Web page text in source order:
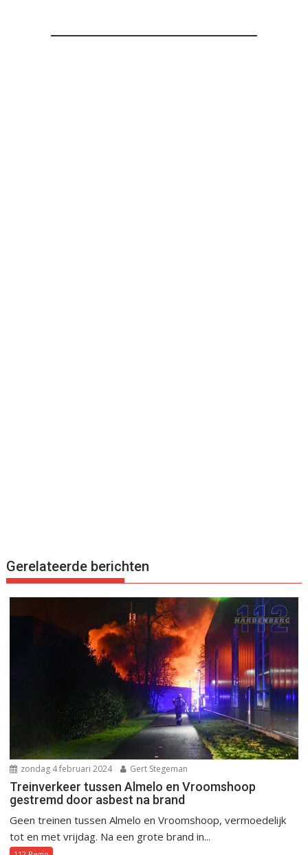
Gerelateerde berichten
zondag 4 februari 2024 Gert Stegeman
Treinverkeer tussen Almelo en Vroomshoop
gestremd door asbest na brand
Geen treinen tussen Almelo en Vroomshoop, vermoedelijk
tot en met vrijdag. Na een grote brand in...